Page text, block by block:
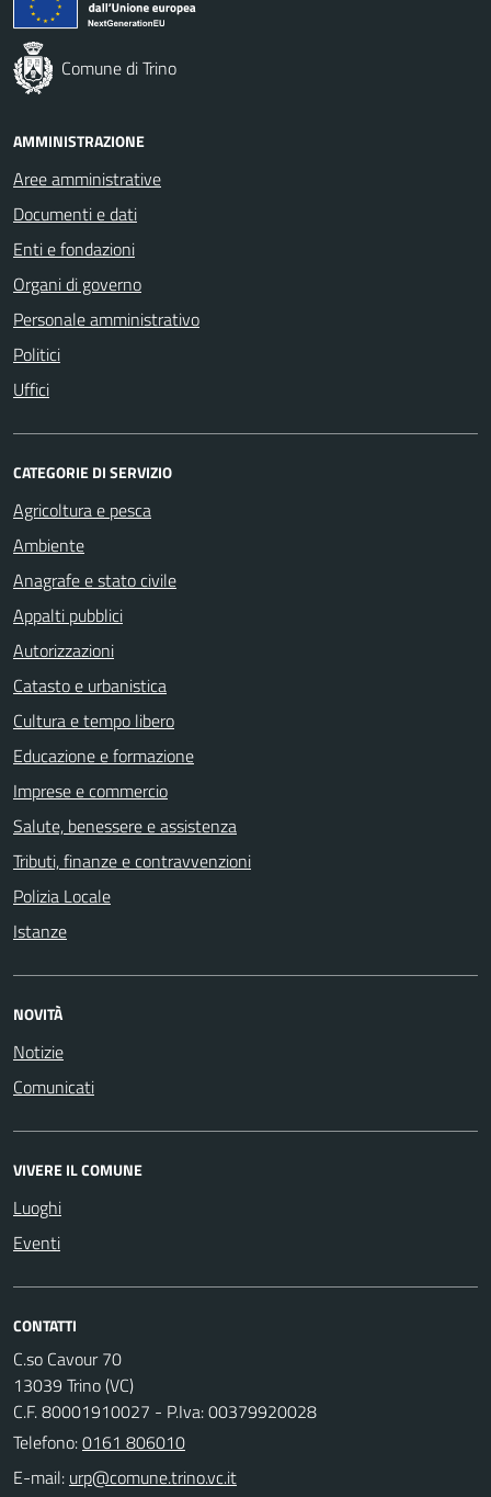
Comune di Trino
AMMINISTRAZIONE
Aree amministrative
Documenti e dati
Enti e fondazioni
Organi di governo
Personale amministrativo
Politici
Uffici
CATEGORIE DI SERVIZIO
Agricoltura e pesca
Ambiente
Anagrafe e stato civile
Appalti pubblici
Autorizzazioni
Catasto e urbanistica
Cultura e tempo libero
Educazione e formazione
Imprese e commercio
Salute, benessere e assistenza
Tributi, finanze e contravvenzioni
Polizia Locale
Istanze
NOVITÀ
Notizie
Comunicati
VIVERE IL COMUNE
Luoghi
Eventi
CONTATTI
C.so Cavour 70
13039 Trino (VC)
C.F. 80001910027 - P.Iva: 00379920028
Telefono:0161 806010
E-mail: